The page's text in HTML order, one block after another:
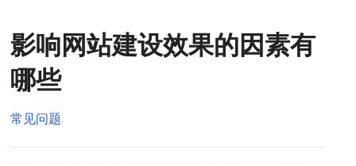
影响网站建设效果的因素有
哪些
常见问题